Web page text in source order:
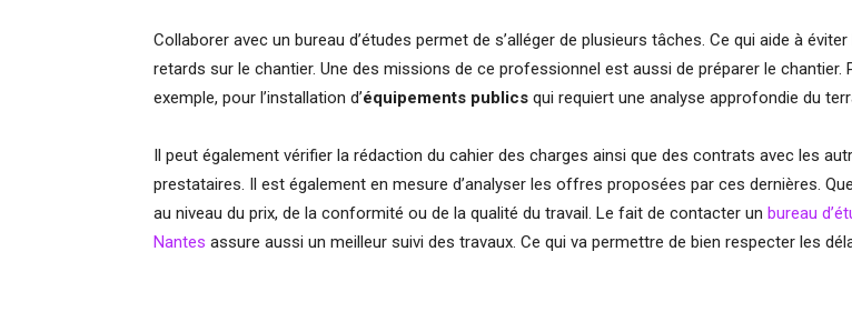
Collaborer avec un bureau d’études permet de s’alléger de plusieurs tâches. Ce qui aide à éviter
retards sur le chantier. Une des missions de ce professionnel est aussi de préparer le chantier.
exemple, pour l’installation d’équipements publics qui requiert une analyse approfondie du
Il peut également vérifier la rédaction du cahier des charges ainsi que des contrats avec les
prestataires. Il est également en mesure d’analyser les offres proposées par ces dernières.
au niveau du prix, de la conformité ou de la qualité du travail. Le fait de contacter un bureau
Nantes assure aussi un meilleur suivi des travaux. Ce qui va permettre de bien respecter les